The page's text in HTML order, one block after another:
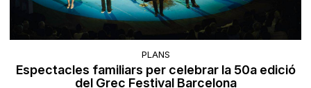
PLANS
Espectacles familiars per celebrar la 50a edició
del Grec Festival Barcelona